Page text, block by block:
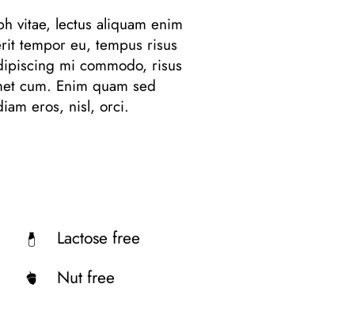
vitae, lectus aliquam enim
tempor eu, tempus risus
mi commodo, risus
cum. Enim quam sed
eros, nisl, orci.
Lactose free
Nut free